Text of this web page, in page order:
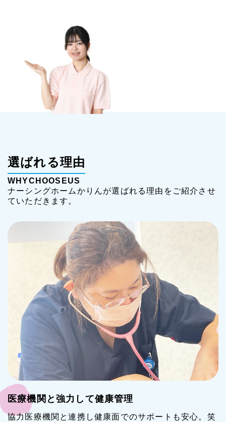
選ばれる理由
WHYCHOOSEUS
ナーシングホームかりんが選ばれる理由をご紹介させ
ていただきます。
医療機関と強力して健康管理
協力医療機関と連携し健康面でのサポートも安心。笑